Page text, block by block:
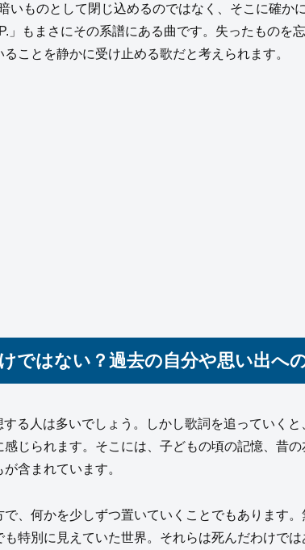
いものとして閉じ込めるのではなく、そこに確か
」もまさにその系譜にある曲です。失ったものを
ことを静かに受け止める歌だと考えられます。
ではない？過去の自分や思い出へ
する人は多いでしょう。しかし歌詞を追っていく
じられます。そこには、子どもの頃の記憶、昔の
含まれています。
、何かを少しずつ置いていくことでもあります
特別に見えていた世界。それらは死んだわけで